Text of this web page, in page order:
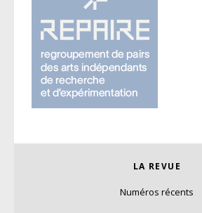
LA REVUE
Numéros récents